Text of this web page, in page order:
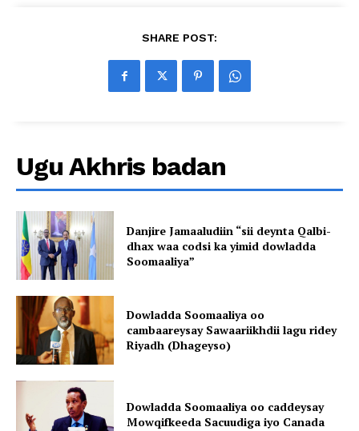
SHARE POST:
Ugu Akhris badan
Danjire Jamaaludiin “sii deynta Qalbi-
dhax waa codsi ka yimid dowladda
Soomaaliya”
Dowladda Soomaaliya oo
cambaareysay Sawaariikhdii lagu ridey
Riyadh (Dhageyso)
Dowladda Soomaaliya oo caddeysay
Mowqifkeeda Sacuudiga iyo Canada